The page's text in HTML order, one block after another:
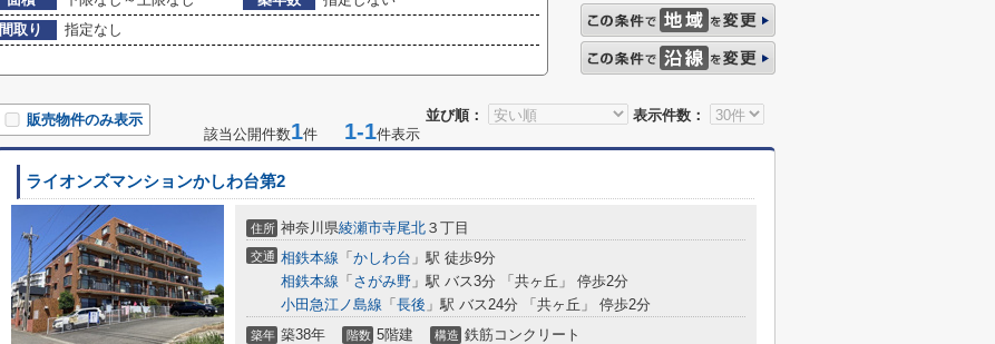
間取り
指定なし
並び順： 表示件数：
販売物件のみ表示
該当公開件数1件 1-1件表示
ライオンズマンションかしわ台第2
住所 神奈川県綾瀬市寺尾北 ３丁目
交通 相鉄本線 「 かしわ台 」駅 徒歩9分
相鉄本線 「 さがみ野 」駅 バス3分 「共ヶ丘」 停歩2分
小田急江ノ島線 「 長後 」駅 バス24分 「共ヶ丘」 停歩2分
築年 築38年 階数 5階建 構造 鉄筋コンクリート